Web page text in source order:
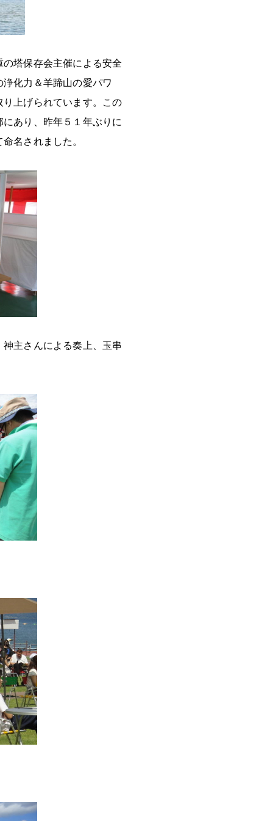
塔保存会主催による安全
化力＆羊蹄山の愛パワ
上げられています。この
あり、昨年５１年ぶりに
名されました。
主さんによる奏上、玉串